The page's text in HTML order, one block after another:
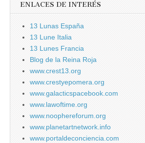
ENLACES DE INTERÉS
13 Lunas España
13 Lune Italia
13 Lunes Francia
Blog de la Reina Roja
www.crest13.org
www.crestyepomera.org
www.galacticspacebook.com
www.lawoftime.org
www.noophereforum.org
www.planetartnetwork.info
www.portaldeconciencia.com